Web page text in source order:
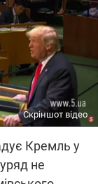
Скріншот відео
Кремль у
не